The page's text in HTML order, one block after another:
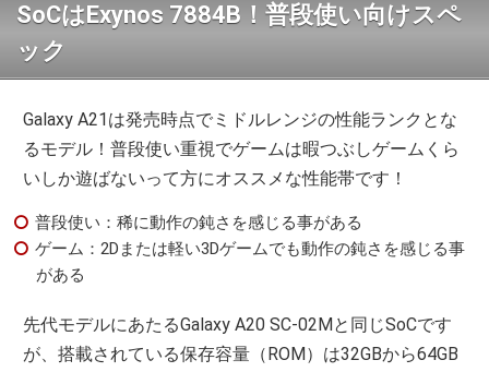
SoCはExynos 7884B！普段使い向けスペ
ック
Galaxy A21は発売時点でミドルレンジの性能ランクとな
るモデル！普段使い重視でゲームは暇つぶしゲームくら
いしか遊ばないって方にオススメな性能帯です！
普段使い：稀に動作の鈍さを感じる事がある
ゲーム：2Dまたは軽い3Dゲームでも動作の鈍さを感じる事
がある
先代モデルにあたるGalaxy A20 SC-02Mと同じSoCです
が、搭載されている保存容量（ROM）は32GBから64GB